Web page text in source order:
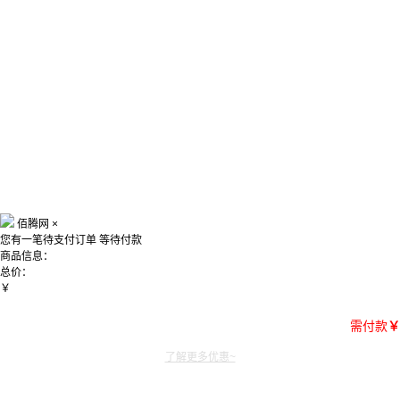
佰腾网 ×
您有一笔待支付订单 等待付款
商品信息：
总价：
￥
需付款￥
了解更多优惠~